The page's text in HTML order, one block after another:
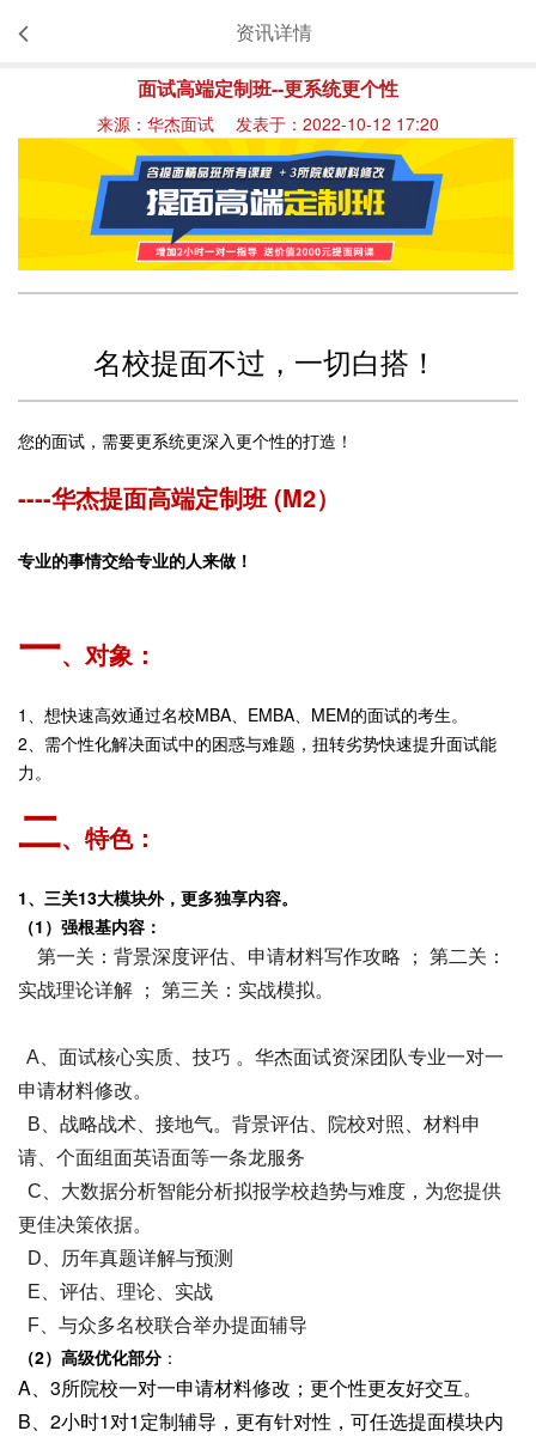
资讯详情
面试高端定制班--更系统更个性
来源：华杰面试 发表于：2022-10-12 17:20
名校提面不过，一切白搭！
您的面试，需要更系统更深入更个性的打造！
----华杰提面高端定制班 (M2）
专业的事情交给专业的人来做！
一、对象：
1、想快速高效通过名校MBA、EMBA、MEM的面试的考生。
2、需个性化解决面试中的困惑与难题，扭转劣势快速提升面试能
力。
二、特色：
1、三关13大模块外，更多独享内容。
（1）强根基内容：
第一关：背景深度评估、申请材料写作攻略 ； 第二关：
实战理论详解 ； 第三关：实战模拟。
A、面试核心实质、技巧 。华杰面试资深团队专业一对一
申请材料修改。
B、战略战术、接地气。背景评估、院校对照、材料申
请、个面组面英语面等一条龙服务
C、大数据分析智能分析拟报学校趋势与难度，为您提供
更佳决策依据。
D、历年真题详解与预测
E、评估、理论、实战
F、与众多名校联合举办提面辅导
（2）高级优化部分 ：
A、3所院校一对一申请材料修改；更个性更友好交互。
B、2小时1对1定制辅导，更有针对性，可任选提面模块内